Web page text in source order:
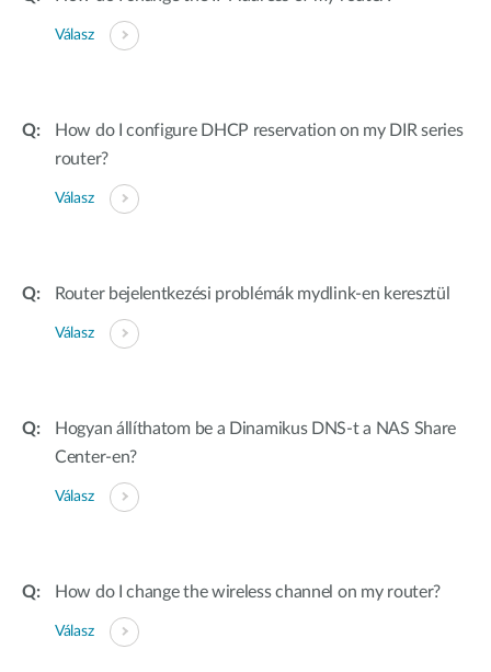
Válasz
How do I configure DHCP reservation on my DIR series
router?
Válasz
Router bejelentkezési problémák mydlink-en keresztül
Válasz
Hogyan állíthatom be a Dinamikus DNS-t a NAS Share
Center-en?
Válasz
How do I change the wireless channel on my router?
Válasz